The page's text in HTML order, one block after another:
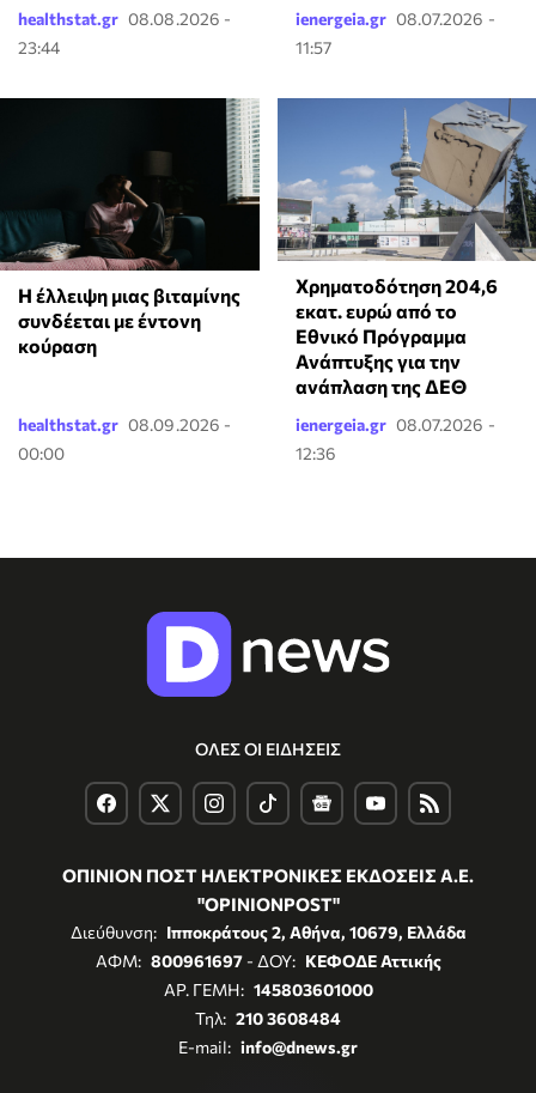
healthstat.gr 08.08.2026 -
23:44
ienergeia.gr 08.07.2026 -
11:57
⁠Η έλλειψη μιας βιταμίνης
συνδέεται με έντονη
κούραση
healthstat.gr 08.09.2026 -
00:00
Χρηματοδότηση 204,6
εκατ. ευρώ από το
Εθνικό Πρόγραμμα
Ανάπτυξης για την
ανάπλαση της ΔΕΘ
ienergeia.gr 08.07.2026 -
12:36
ΟΛΕΣ ΟΙ ΕΙΔΗΣΕΙΣ
ΟΠΙΝΙΟΝ ΠΟΣΤ ΗΛΕΚΤΡΟΝΙΚΕΣ ΕΚΔΟΣΕΙΣ Α.Ε.
"OPINIONPOST"
Διεύθυνση: Ιπποκράτους 2, Αθήνα, 10679, Ελλάδα
ΑΦΜ: 800961697- ΔΟΥ: ΚΕΦΟΔΕ Αττικής
ΑΡ. ΓΕΜΗ: 145803601000
Τηλ: 210 3608484
E-mail: info@dnews.gr